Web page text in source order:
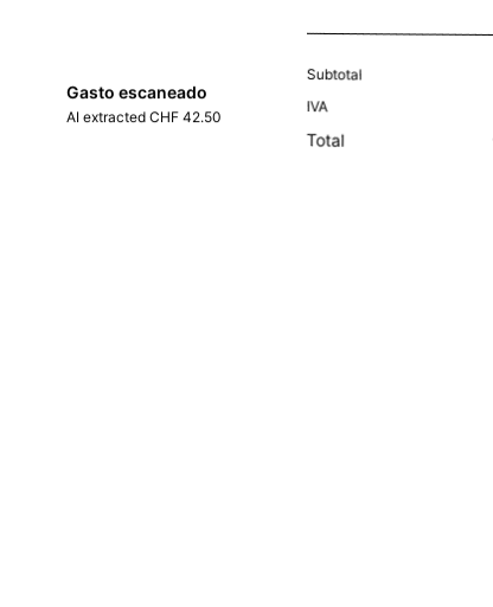
Subtotal
IVA
Total
Gasto escaneado
AI extracted CHF 42.50